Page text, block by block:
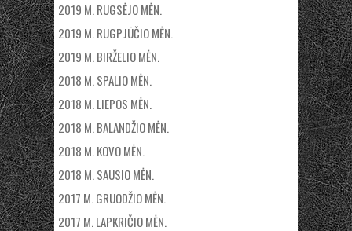
2019 M. RUGSĖJO MĖN.
2019 M. RUGPJŪČIO MĖN.
2019 M. BIRŽELIO MĖN.
2018 M. SPALIO MĖN.
2018 M. LIEPOS MĖN.
2018 M. BALANDŽIO MĖN.
2018 M. KOVO MĖN.
2018 M. SAUSIO MĖN.
2017 M. GRUODŽIO MĖN.
2017 M. LAPKRIČIO MĖN.